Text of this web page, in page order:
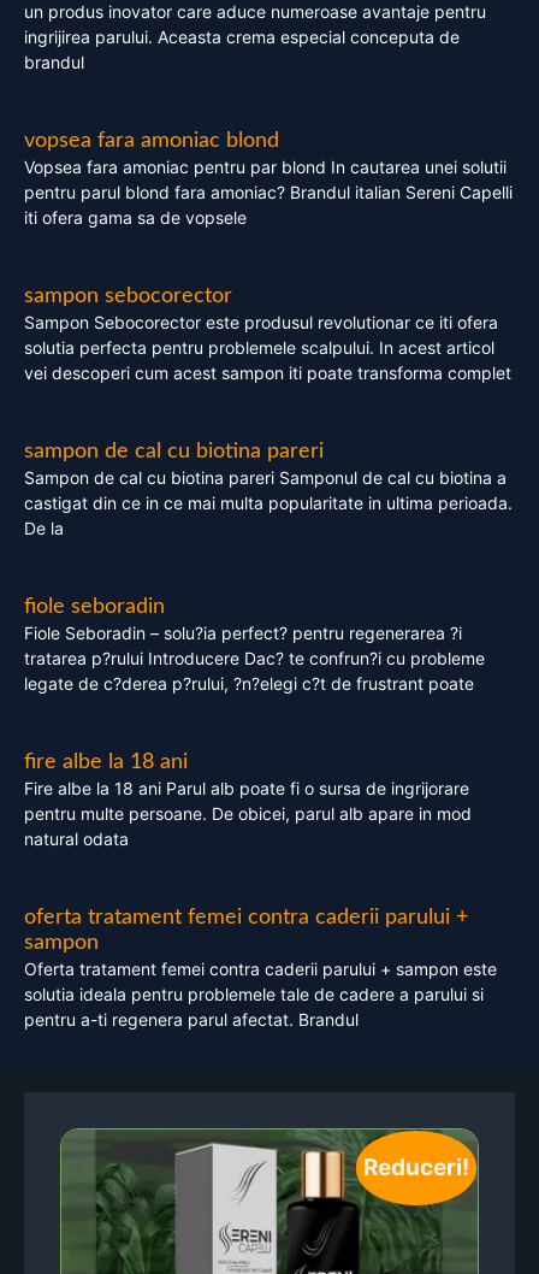
un produs inovator care aduce numeroase avantaje pentru
ingrijirea parului. Aceasta crema especial conceputa de
brandul
vopsea fara amoniac blond
Vopsea fara amoniac pentru par blond In cautarea unei solutii
pentru parul blond fara amoniac? Brandul italian Sereni Capelli
iti ofera gama sa de vopsele
sampon sebocorector
Sampon Sebocorector este produsul revolutionar ce iti ofera
solutia perfecta pentru problemele scalpului. In acest articol
vei descoperi cum acest sampon iti poate transforma complet
sampon de cal cu biotina pareri
Sampon de cal cu biotina pareri Samponul de cal cu biotina a
castigat din ce in ce mai multa popularitate in ultima perioada.
De la
fiole seboradin
Fiole Seboradin – solu?ia perfect? pentru regenerarea ?i
tratarea p?rului Introducere Dac? te confrun?i cu probleme
legate de c?derea p?rului, ?n?elegi c?t de frustrant poate
fire albe la 18 ani
Fire albe la 18 ani Parul alb poate fi o sursa de ingrijorare
pentru multe persoane. De obicei, parul alb apare in mod
natural odata
oferta tratament femei contra caderii parului +
sampon
Oferta tratament femei contra caderii parului + sampon este
solutia ideala pentru problemele tale de cadere a parului si
pentru a-ti regenera parul afectat. Brandul
Reduceri!